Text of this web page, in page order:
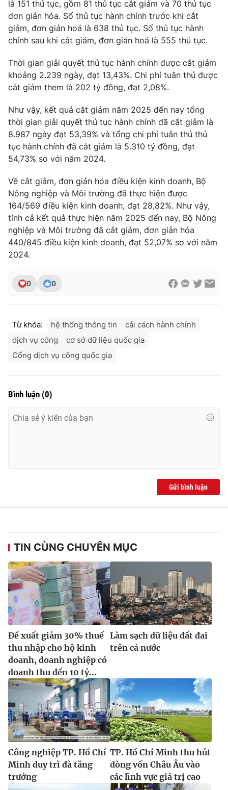
là 151 thủ tục, gồm 81 thủ tục cắt giảm và 70 thủ tục
đơn giản hóa. Số thủ tục hành chính trước khi cắt
giảm, đơn giản hoá là 638 thủ tục. Số thủ tục hành
chính sau khi cắt giảm, đơn giản hoá là 555 thủ tục.
Thời gian giải quyết thủ tục hành chính được cắt giảm
khoảng 2.239 ngày, đạt 13,43%. Chi phí tuân thủ được
cắt giảm them là 202 tỷ đồng, đạt 2,08%.
Như vậy, kết quả cắt giảm năm 2025 đến nay tổng
thời gian giải quyết thủ tục hành chính đã cắt giảm là
8.987 ngày đạt 53,39% và tổng chi phí tuân thủ thủ
tục hành chính đã cắt giảm là 5.310 tỷ đồng, đạt
54,73% so với năm 2024.
Về cắt giảm, đơn giản hóa điều kiện kinh doanh, Bộ
Nông nghiệp và Môi trường đã thực hiện được
164/569 điều kiện kinh doanh, đạt 28,82%. Như vậy,
tính cả kết quả thực hiện năm 2025 đến nay, Bộ Nông
nghiệp và Môi trường đã cắt giảm, đơn giản hóa
440/845 điều kiện kinh doanh, đạt 52,07% so với năm
2024.
0 0
Từ khóa: hệ thống thông tin
cải cách hành chính
dịch vụ công
cơ sở dữ liệu quốc gia
Cổng dịch vụ công quốc gia
Bình luận (0)
Gửi bình luận
TIN CÙNG CHUYÊN MỤC
Đề xuất giảm 30% thuế
thu nhập cho hộ kinh
doanh, doanh nghiệp có
doanh thu đến 10 tỷ...
Làm sạch dữ liệu đất đai
trên cả nước
Công nghiệp TP. Hồ Chí
Minh duy trì đà tăng
trưởng
TP. Hồ Chí Minh thu hút
dòng vốn Châu Âu vào
các lĩnh vực giá trị cao